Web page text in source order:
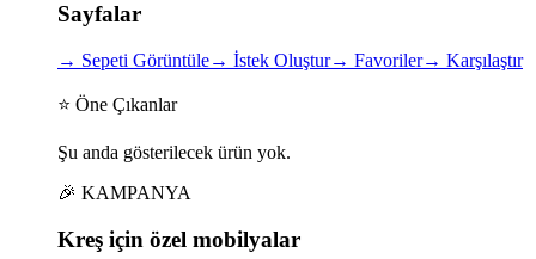
Sayfalar
→ Sepeti Görüntüle→ İstek Oluştur→ Favoriler→ Karşılaştır
⭐ Öne Çıkanlar
Şu anda gösterilecek ürün yok.
🎉 KAMPANYA
Kreş için özel mobilyalar